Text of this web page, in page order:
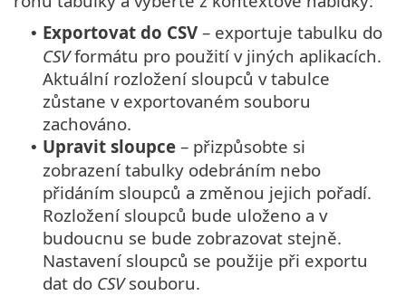
• Exportovat do CSV – exportuje tabulku do
CSVformátu pro použití v jiných aplikacích.
Aktuální rozložení sloupců v tabulce
zůstane v exportovaném souboru
zachováno.
• Upravit sloupce – přizpůsobte si
zobrazení tabulky odebráním nebo
přidáním sloupců a změnou jejich pořadí.
Rozložení sloupců bude uloženo a v
budoucnu se bude zobrazovat stejně.
Nastavení sloupců se použije při exportu
dat do CSVsouboru.